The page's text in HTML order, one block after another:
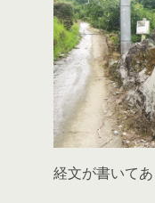
経文が書いて